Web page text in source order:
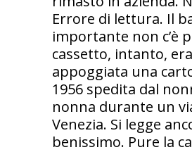
Errore di lettura. Il
importante non c’è
cassetto, intanto, era
appoggiata una
1956 spedita dal
nonna durante un
Venezia. Si legge
benissimo. Pure la